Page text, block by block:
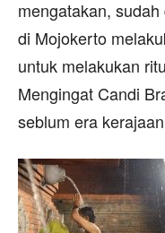
mengatakan,
di Mojokerto
untuk melakukan
Mengingat Candi
seblum era